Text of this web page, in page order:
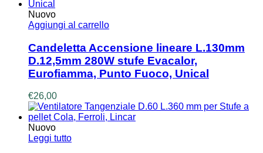
Nuovo
Aggiungi al carrello
Candeletta Accensione lineare L.130mm
D.12,5mm 280W stufe Evacalor,
Eurofiamma, Punto Fuoco, Unical
€26,00
Nuovo
Leggi tutto